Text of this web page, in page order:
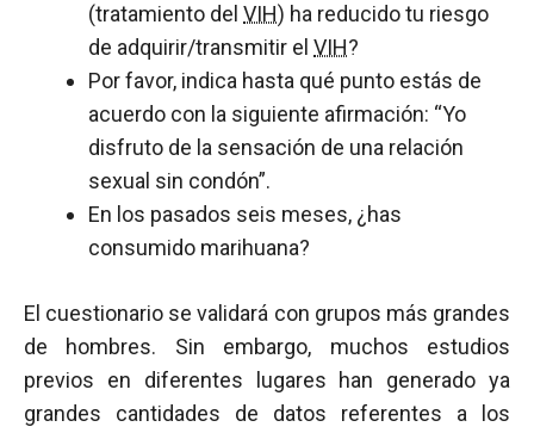
(tratamiento del VIH) ha reducido tu riesgo
de adquirir/transmitir el VIH?
Por favor, indica hasta qué punto estás de
acuerdo con la siguiente afirmación: “Yo
disfruto de la sensación de una relación
sexual sin condón”.
En los pasados seis meses, ¿has
consumido marihuana?
El cuestionario se validará con grupos más grandes
de hombres. Sin embargo, muchos estudios
previos en diferentes lugares han generado ya
grandes cantidades de datos referentes a los